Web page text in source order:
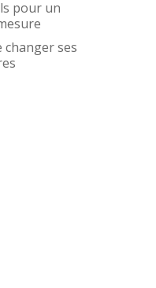
pour un
ses